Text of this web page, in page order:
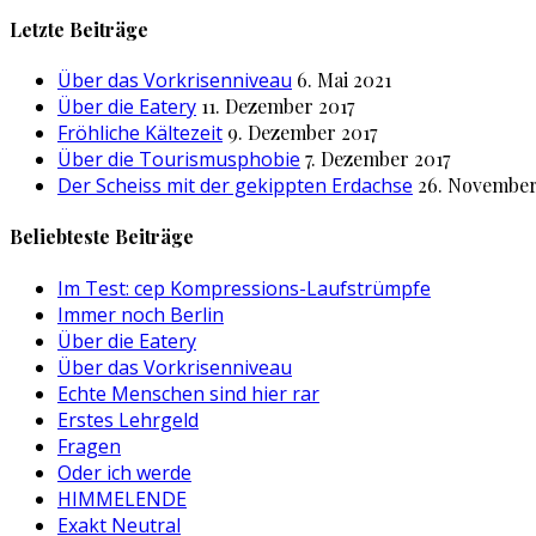
Letzte Beiträge
Über das Vorkrisenniveau 6. Mai 2021
Über die Eatery 11. Dezember 2017
Fröhliche Kältezeit 9. Dezember 2017
Über die Tourismusphobie 7. Dezember 2017
Der Scheiss mit der gekippten Erdachse 26.
Beliebteste Beiträge
Im Test: cep Kompressions-Laufstrümpfe
Immer noch Berlin
Über die Eatery
Über das Vorkrisenniveau
Echte Menschen sind hier rar
Erstes Lehrgeld
Fragen
Oder ich werde
HIMMELENDE
Exakt Neutral